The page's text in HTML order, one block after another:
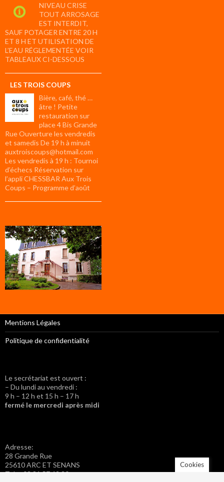
NIVEAU CRISE
TOUT ARROSAGE
EST INTERDIT,
SAUF POTAGER ENTRE 20 H
ET 8 H ET UTILISATION DE
L’EAU RÉGLEMENTÉE VOIR
TABLEAUX CI-DESSOUS
LES TROIS COUPS
Bière, café, thé …
âtre ! Petite
restauration sur
place 4 Bis Grande
Rue Ouverture les vendredis
et samedis De 19 h à minuit
auxtroiscoups@hotmail.com
Les vendredis à 19 h : Tournoi
d’échecs Réservation sur
l’appli CHESSBAR Aux Trois
Coups – Programme d’août
Mentions Légales
Politique de confidentialité
Le secrétariat est ouvert :
– Du lundi au vendredi :
9 h – 12 h et 15 h – 17 h
fermé le mercredi après midi
Adresse:
28 Grande Rue
25610 ARC ET SENANS
Tel. : 03 81 57 42 20
Cookies